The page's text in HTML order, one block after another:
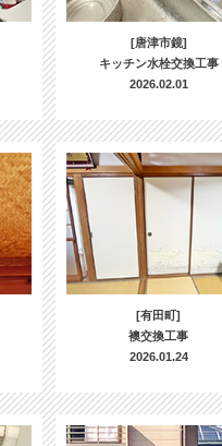
[唐津市鏡]
キッチン水栓交換工事
2026.02.01
[有田町]
襖交換工事
2026.01.24